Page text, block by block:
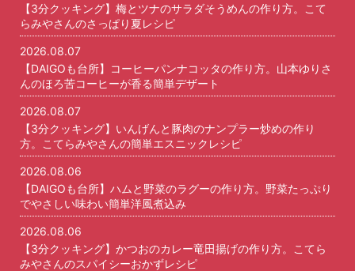
【3分クッキング】梅とツナのサラダそうめんの作り方。こて
らみやさんのさっぱり夏レシピ
2026.08.07
【DAIGOも台所】コーヒーパンナコッタの作り方。山本ゆりさ
んのほろ苦コーヒーが香る簡単デザート
2026.08.07
【3分クッキング】いんげんと豚肉のナンプラー炒めの作り
方。こてらみやさんの簡単エスニックレシピ
2026.08.06
【DAIGOも台所】ハムと野菜のラグーの作り方。野菜たっぷり
でやさしい味わい簡単洋風煮込み
2026.08.06
【3分クッキング】かつおのカレー竜田揚げの作り方。こてら
みやさんのスパイシーおかずレシピ